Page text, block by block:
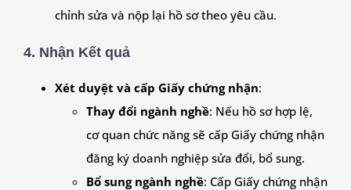
chỉnh sửa và nộp lại hồ sơ theo yêu cầu.
4. Nhận Kết quả
Xét duyệt và cấp Giấy chứng nhận:
Thay đổi ngành nghề: Nếu hồ sơ hợp lệ,
cơ quan chức năng sẽ cấp Giấy chứng nhận
đăng ký doanh nghiệp sửa đổi, bổ sung.
Bổ sung ngành nghề: Cấp Giấy chứng nhận